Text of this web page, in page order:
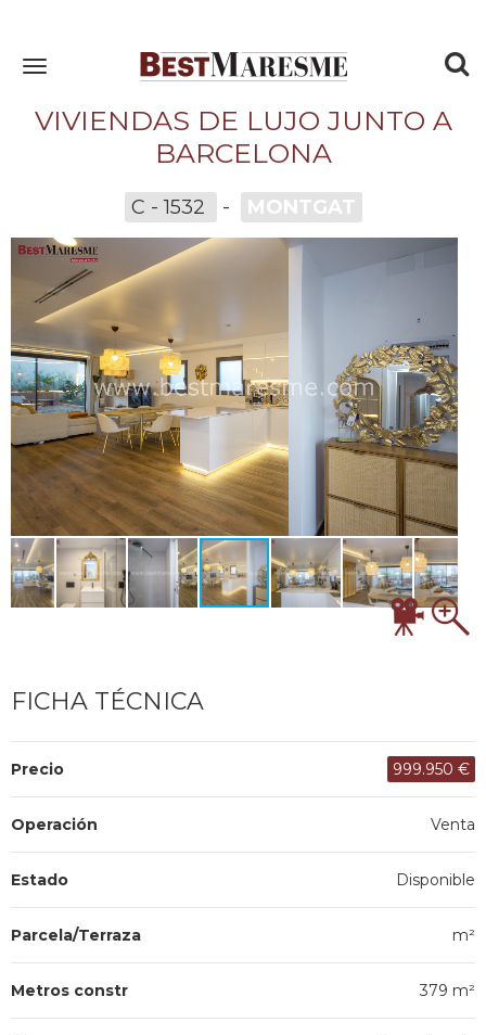
Toggle
VIVIENDAS DE LUJO JUNTO A
BARCELONA
C - 1532 - MONTGAT
FICHA TÉCNICA
Precio 999.950 €
Operación Venta
Estado Disponible
Parcela/Terraza m²
Metros constr 379 m²